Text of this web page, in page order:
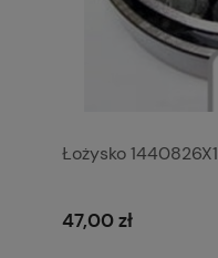
Łożysko 1440826X1
47,00 zł